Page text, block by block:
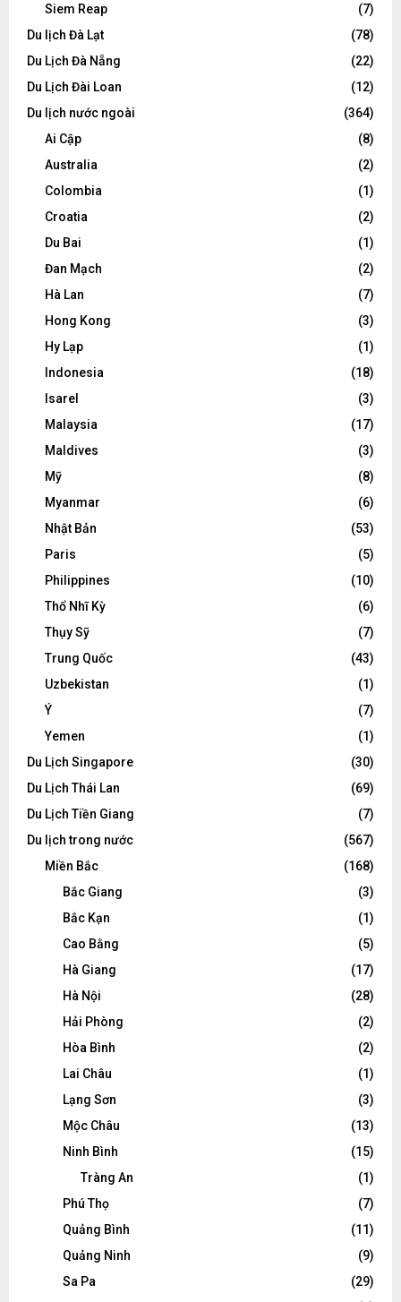
Siem Reap
(7)
Du lịch Đà Lạt
(78)
Du Lịch Đà Nẵng
(22)
Du Lịch Đài Loan
(12)
Du lịch nước ngoài
(364)
Ai Cập
(8)
Australia
(2)
Colombia
(1)
Croatia
(2)
Du Bai
(1)
Đan Mạch
(2)
Hà Lan
(7)
Hong Kong
(3)
Hy Lạp
(1)
Indonesia
(18)
Isarel
(3)
Malaysia
(17)
Maldives
(3)
Mỹ
(8)
Myanmar
(6)
Nhật Bản
(53)
Paris
(5)
Philippines
(10)
Thổ Nhĩ Kỳ
(6)
Thụy Sỹ
(7)
Trung Quốc
(43)
Uzbekistan
(1)
Ý
(7)
Yemen
(1)
Du Lịch Singapore
(30)
Du Lịch Thái Lan
(69)
Du Lịch Tiền Giang
(7)
Du lịch trong nước
(567)
Miền Bắc
(168)
Bắc Giang
(3)
Bắc Kạn
(1)
Cao Bằng
(5)
Hà Giang
(17)
Hà Nội
(28)
Hải Phòng
(2)
Hòa Bình
(2)
Lai Châu
(1)
Lạng Sơn
(3)
Mộc Châu
(13)
Ninh Bình
(15)
Tràng An
(1)
Phú Thọ
(7)
Quảng Bình
(11)
Quảng Ninh
(9)
Sa Pa
(29)